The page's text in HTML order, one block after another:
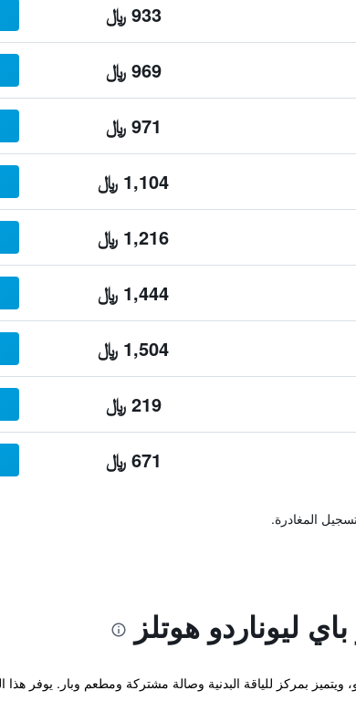
933 ﷼
969 ﷼
971 ﷼
1,104 ﷼
1,216 ﷼
1,444 ﷼
1,504 ﷼
219 ﷼
671 ﷼
المغادرة.
ليوناردو هوتلز